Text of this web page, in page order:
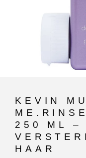
KEVIN
250 ML –
HAAR